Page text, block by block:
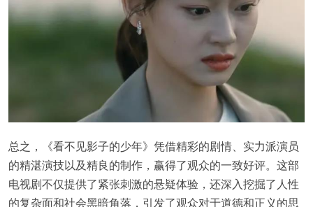
总之，《看不见影子的少年》凭借精彩的剧情、实力派演员
的精湛演技以及精良的制作，赢得了观众的一致好评。这部
电视剧不仅提供了紧张刺激的悬疑体验，还深入挖掘了人性
的复杂面和社会黑暗角落，引发了观众对于道德和正义的思